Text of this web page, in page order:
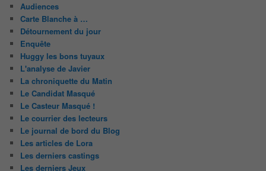
Audiences
Carte Blanche à …
Détournement du jour
Enquête
Huggy les bons tuyaux
L'analyse de Javier
La chroniquette du Matin
Le Candidat Masqué
Le Casteur Masqué !
Le courrier des lecteurs
Le journal de bord du Blog
Les articles de Lora
Les derniers castings
Les derniers Jeux